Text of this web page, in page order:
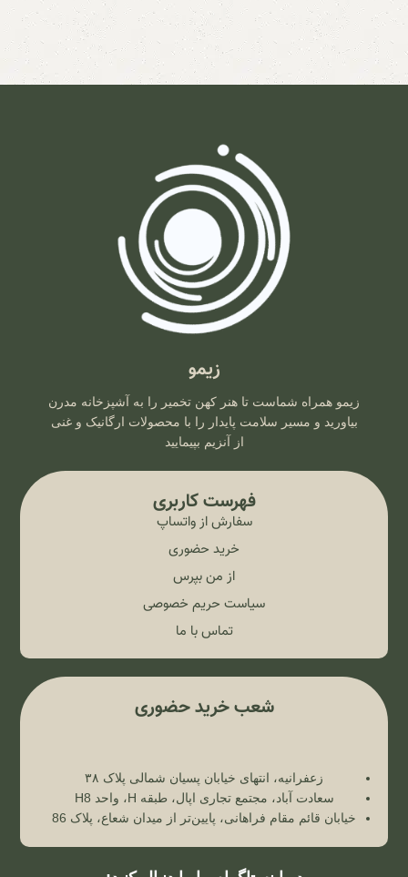
زیمو
زیمو همراه شماست تا هنر کهن تخمیر را به آشپزخانه مدرن
بیاورید و مسیر سلامت پایدار را با محصولات ارگانیک و غنی
از آنزیم بپیمایید
فهرست کاربری
سفارش از واتساپ
خرید حضوری
از من بپرس
سیاست حریم خصوصی
تماس با ما
شعب خرید حضوری
زعفرانیه، انتهای خیابان پسیان شمالی پلاک ۳۸
سعادت آباد، مجتمع تجاری اپال، طبقه H، واحد H8
خیابان قائم مقام فراهانی، پایین‌تر از میدان شعاع، پلاک 86